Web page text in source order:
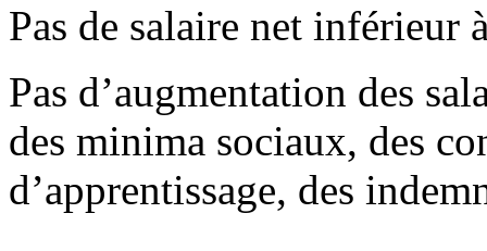
Pas de salaire net inférieur
Pas d’augmentation des
des minima sociaux, des
d’apprentissage, des